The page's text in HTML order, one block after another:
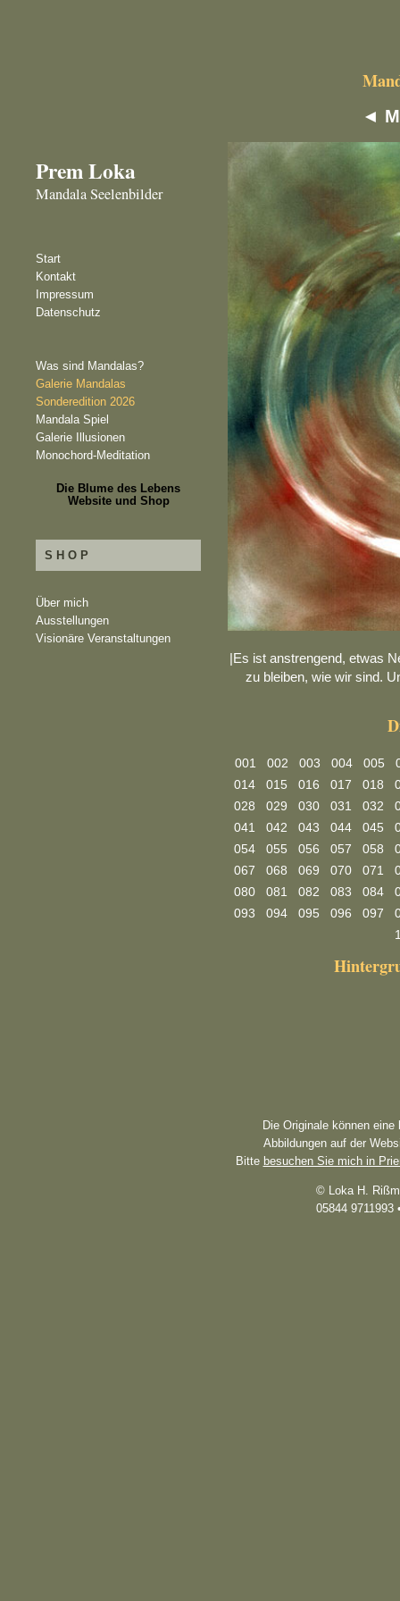
Prem Loka
Mandala Seelenbilder
Start
Kontakt
Impressum
Datenschutz
Was sind Mandalas?
Galerie Mandalas
Sonderedition 2026
Mandala Spiel
Galerie Illusionen
Monochord-Meditation
Die Blume des Lebens
Website und Shop
SHOP
Über mich
Ausstellungen
Visionäre Veranstaltungen
◄
|Es ist anstrengend, etwas
zu bleiben, wie wir sind.
001 002 003 004 005
014
015 016 017 018
028
029 030 031 032
041
042 043 044 045
054
055 056 057 058
067
068 069 070 071
080
081 082 083 084
093
094 095 096 097
Die Originale können
Abbildungen auf der
Bitte besuchen Sie mich in
© Loka H.
05844 9711993